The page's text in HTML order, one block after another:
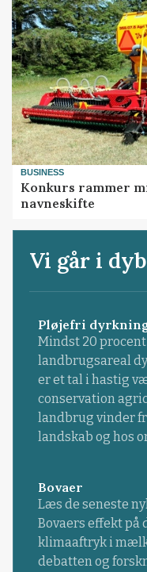
BUSINESS
Konkurs rammer
navneskifte
Vi går i
Pløjefri
Mindst 20
landbrugsareal
er et tal i hastig
conservation
landbrug vinder
landskab og hos
Bovaer
Læs de seneste
Bovaers effekt
klimaaftryk i
debatten og